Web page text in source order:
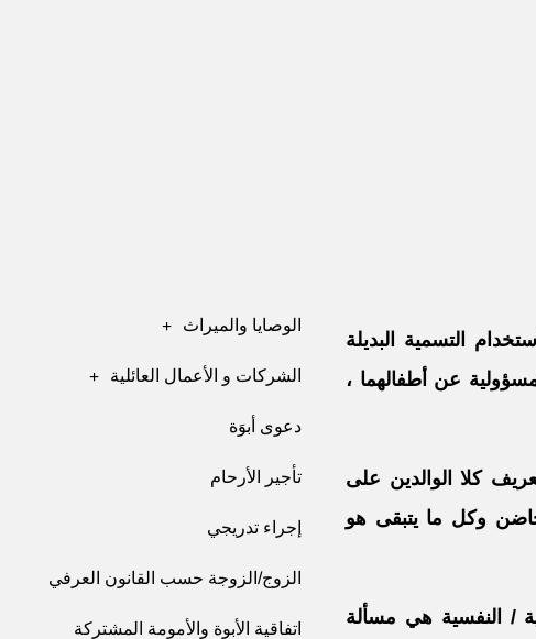
التسمية البديلة
عن أطفالهما ،
كلا الوالدين على
وكل ما يتبقى هو
/ النفسية هي مسألة
الوصايا والميراث
الشركات و الأعمال العائلية
دعوى أبوَة
تأجير الأرحام
إجراء تدريجي
الزوج/الزوجة حسب القانون العرفي
اتفاقية الأبوة والأمومة المشتركة